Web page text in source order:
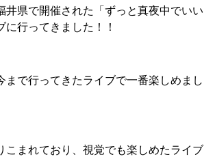
井県で開催された「ずっと真夜中でいい
に行ってきました！！
まで行ってきたライブで一番楽しめまし
こまれており、視覚でも楽しめたライブ